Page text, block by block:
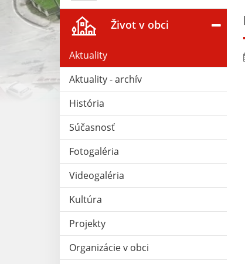
Život v obci
Aktuality
Aktuality - archív
História
Súčasnosť
Fotogaléria
Videogaléria
Kultúra
Projekty
Organizácie v obci